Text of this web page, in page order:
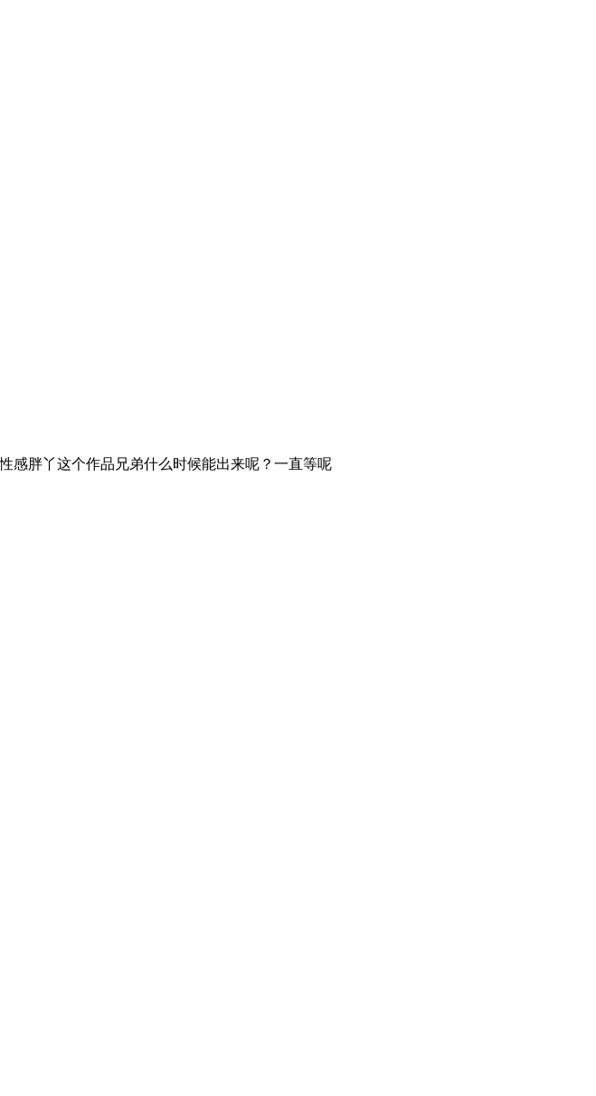
感胖丫这个作品兄弟什么时候能出来呢？一直等呢